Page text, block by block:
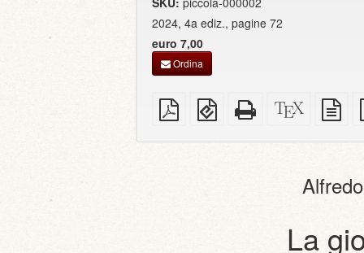
2024, 4a ediz., pagine 72
euro 7,00
Ordina
PDF
semplice
EPUB
(per
HTML
completo
Sorgenti
XeLaTeX
La